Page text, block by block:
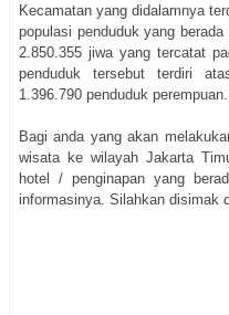
Kecamatan yang didalamnya
populasi penduduk yang
2.850.355 jiwa yang tercatat
penduduk tersebut terdiri
1.396.790 penduduk perempuan.
Bagi anda yang akan
wisata ke wilayah Jakarta
hotel / penginapan yang
informasinya. Silahkan disimak